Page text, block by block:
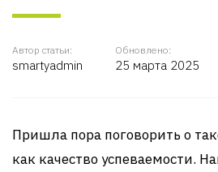
Автор статьи:
smartyadmin
Обновлено:
25 марта 2025
Пришла пора поговорить о
как качество успеваемости.